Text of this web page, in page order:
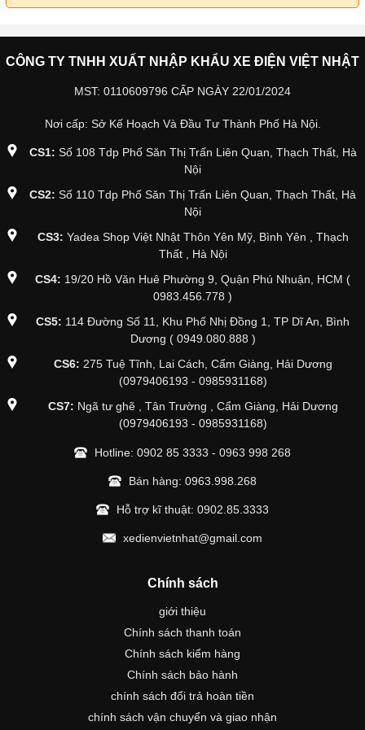
CÔNG TY TNHH XUẤT NHẬP KHẨU XE ĐIỆN VIỆT NHẬT
MST: 0110609796 CẤP NGÀY 22/01/2024
Nơi cấp: Sở Kế Hoạch Và Đầu Tư Thành Phố Hà Nội.
CS1: Số 108 Tdp Phố Săn Thị Trấn Liên Quan, Thạch Thất, Hà
Nội
CS2: Số 110 Tdp Phố Săn Thị Trấn Liên Quan, Thạch Thất, Hà
Nội
CS3: Yadea Shop Việt Nhật Thôn Yên Mỹ, Bình Yên , Thạch
Thất , Hà Nội
CS4: 19/20 Hồ Văn Huê Phường 9, Quận Phú Nhuận, HCM (
0983.456.778 )
CS5: 114 Đường Số 11, Khu Phố Nhị Đồng 1, TP Dĩ An, Bình
Dương ( 0949.080.888 )
CS6: 275 Tuệ Tĩnh, Lai Cách, Cẩm Giàng, Hải Dương
(0979406193 - 0985931168)
CS7: Ngã tư ghẽ , Tân Trường , Cẩm Giàng, Hải Dương
(0979406193 - 0985931168)
Hotline: 0902 85 3333 - 0963 998 268
Bán hàng: 0963.998.268
Hỗ trợ kĩ thuật: 0902.85.3333
xedienvietnhat@gmail.com
Chính sách
giới thiệu
Chính sách thanh toán
Chính sách kiểm hàng
Chính sách bảo hành
chính sách đổi trả hoàn tiền
chính sách vận chuyển và giao nhận